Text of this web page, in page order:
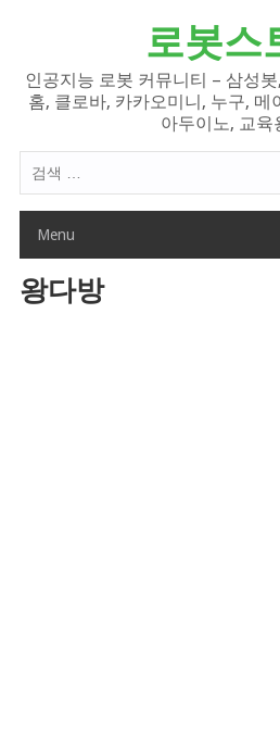
로봇스
인공지능 로봇 커뮤니티 – 삼성
홈, 클로바, 카카오미니, 누구, 메
아두이노, 교육
색
Menu
왕다방